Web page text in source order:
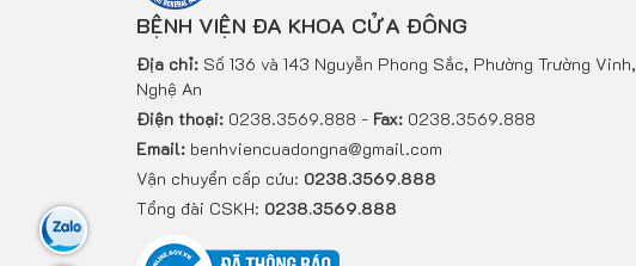
BỆNH VIỆN ĐA KHOA CỬA ĐÔNG
Địa chỉ: Số 136 và 143 Nguyễn Phong Sắc, Phường Trường Vinh,
Nghệ An
Điện thoại: 0238.3569.888 - Fax: 0238.3569.888
Email: benhviencuadongna@gmail.com
Vận chuyển cấp cứu: 0238.3569.888
Tổng đài CSKH: 0238.3569.888